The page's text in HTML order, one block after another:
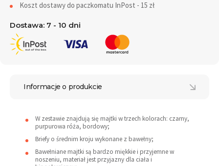
Koszt dostawy do paczkomatu InPost - 15 zł
Dostawa: 7 - 10 dni
Informacje o produkcie
W zestawie znajdują się majtki w trzech kolorach: czarny,
purpurowa róża, bordowy;
Briefy o średnim kroju wykonane z bawełny;
Bawełniane majtki są bardzo miękkie i przyjemne w
noszeniu, materiał jest przyjazny dla ciała i